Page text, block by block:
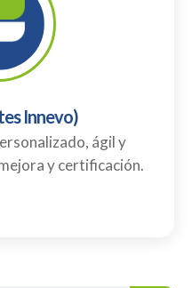
Innevo)
ágil y
y certificación.